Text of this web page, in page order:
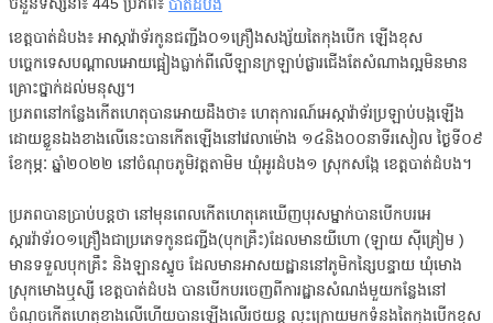
បាត់ដំបង
ខេត្តបាត់ដំបង៖ អាស្កាវ៉ាទ័រកូនជញ្ជីង០១គ្រឿងសង្ស័យតៃកុងបើក ឡើងខុស
បច្ចេកទេសបណ្តាលអោយផ្អៀងធ្លាក់ពីលើឡានក្រឡាប់ផ្ងារជើងតែសំណាងល្អមិនមាន
គ្រោះថ្នាក់ដល់មនុស្ស។
ប្រភពនៅកន្លែងកើតហេតុបានអោយដឹងថា៖ ហេតុការណ៍អេស្កាវ៉ាទ័រប្រឡាប់បង្កឡើង
ដោយខ្លួនឯងខាងលើនេះបានកើតឡើងនៅវេលាម៉ោង ១៤និង០០នាទីរសៀល ថ្ងៃទី០៩
ខែកុម្ភៈ ឆ្នាំ២០២២ នៅចំណុចភូមិវត្តតាមិម ឃុំអូរដំបង១ ស្រុកសង្កែ ខេត្តបាត់ដំបង។
ប្រភពបានប្រាប់បន្តថា នៅមុនពេលកើតហេតុគេឃើញបុរសម្នាក់បានបើកបរអេ
ស្ការវ៉ាទ័រ០១គ្រឿងជាប្រភេទកូនជញ្ជីង(បុកគ្រឹះ)ដែលមានយីហោ (ឡាយ ស៊ីគ្រៀម )
មានទទួលបុកគ្រឹះ និងឡានស្ទូច ដែលមានអាសយដ្ឋាននៅភូមិកន្សៃបន្ទាយ ឃុំមោង
ស្រុកមោងឬស្សី ខេត្តបាត់ដំបង បានបើកបរចេញពីការដ្ឋានសំណង់មួយកន្លែងនៅ
ចំណុចកើតហេតុខាងលើហើយបានឡើងលើរថយន្ត លុះក្រោយមកទំនងតៃកុងបើកខុស